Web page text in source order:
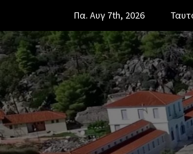
content
Πα. Αυγ 7th, 2026